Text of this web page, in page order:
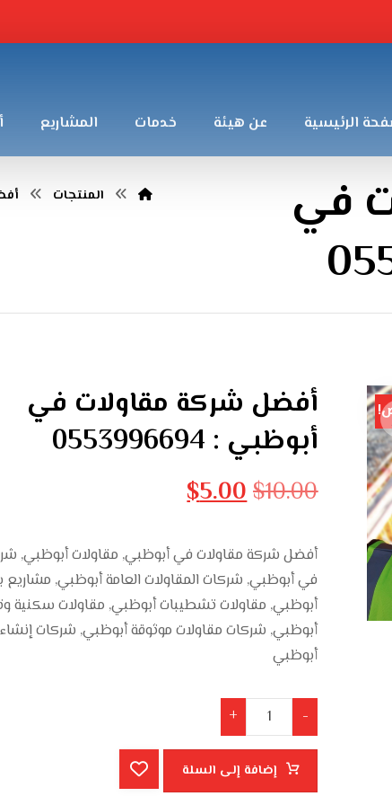
الرئيسية عن هيئة خدمات المشاريع
في
المنتجات
أفضل شركة مقاولات في
أبوظبي : 0553996694
$10.00
$5.00
أفضل شركة مقاولات في أبوظبي, مقاولات أبوظبي,
في أبوظبي, شركات المقاولات العامة أبوظبي, مشاريع
أبوظبي, مقاولات تشطيبات أبوظبي, مقاولات سكنية
أبوظبي, شركات مقاولات موثوقة أبوظبي, شركات
أبوظبي
-
+
إضافة إلى السلة